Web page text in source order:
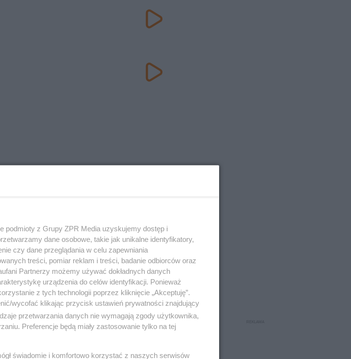
podmioty z Grupy ZPR Media uzyskujemy dostęp i
dane osobowe, takie jak unikalne identyfikatory,
czy dane przeglądania w celu zapewniania
treści, pomiar reklam i treści, badanie odbiorców oraz
Partnerzy możemy używać dokładnych danych
urządzenia do celów identyfikacji. Ponieważ
z tych technologii poprzez kliknięcie „Akceptuję”.
wycofać klikając przycisk ustawień prywatności znajdujący
przetwarzania danych nie wymagają zgody użytkownika,
Preferencje będą miały zastosowanie tylko na tej
świadomie i komfortowo korzystać z naszych serwisów